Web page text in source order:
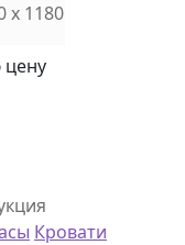
x 1180
цену
Кровати